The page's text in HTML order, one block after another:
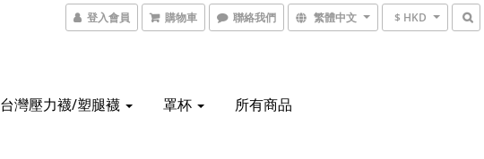
登入會員 購物車 聯絡我們 繁體中文 $ HKD
台灣壓力襪/塑腿襪 罩杯
所有商品